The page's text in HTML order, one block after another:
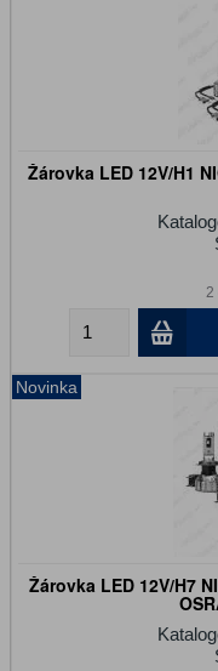
Žárovka LED 12V/H1
2
Novinka
Žárovka LED 12V/H7